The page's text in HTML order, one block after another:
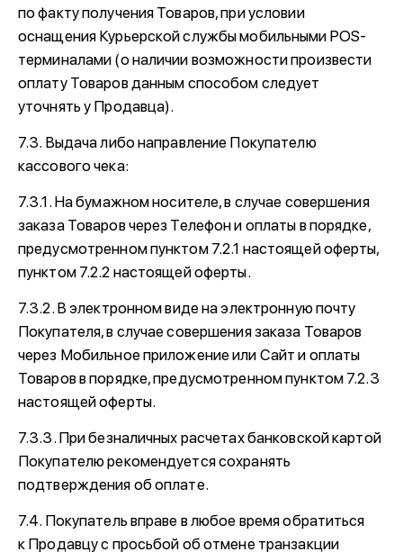
по факту получения Товаров, при условии
оснащения Курьерской службы мобильными POS-
терминалами (о наличии возможности произвести
оплату Товаров данным способом следует
уточнять у Продавца).
7.3. Выдача либо направление Покупателю
кассового чека:
7.3.1. На бумажном носителе, в случае совершения
заказа Товаров через Телефон и оплаты в порядке,
предусмотренном пунктом 7.2.1 настоящей оферты,
пунктом 7.2.2 настоящей оферты.
7.3.2. В электронном виде на электронную почту
Покупателя, в случае совершения заказа Товаров
через Мобильное приложение или Сайт и оплаты
Товаров в порядке, предусмотренном пунктом 7.2.3
настоящей оферты.
7.3.3. При безналичных расчетах банковской картой
Покупателю рекомендуется сохранять
подтверждения об оплате.
7.4. Покупатель вправе в любое время обратиться
к Продавцу с просьбой об отмене транзакции